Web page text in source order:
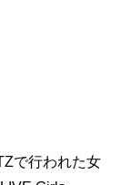
で行われた女